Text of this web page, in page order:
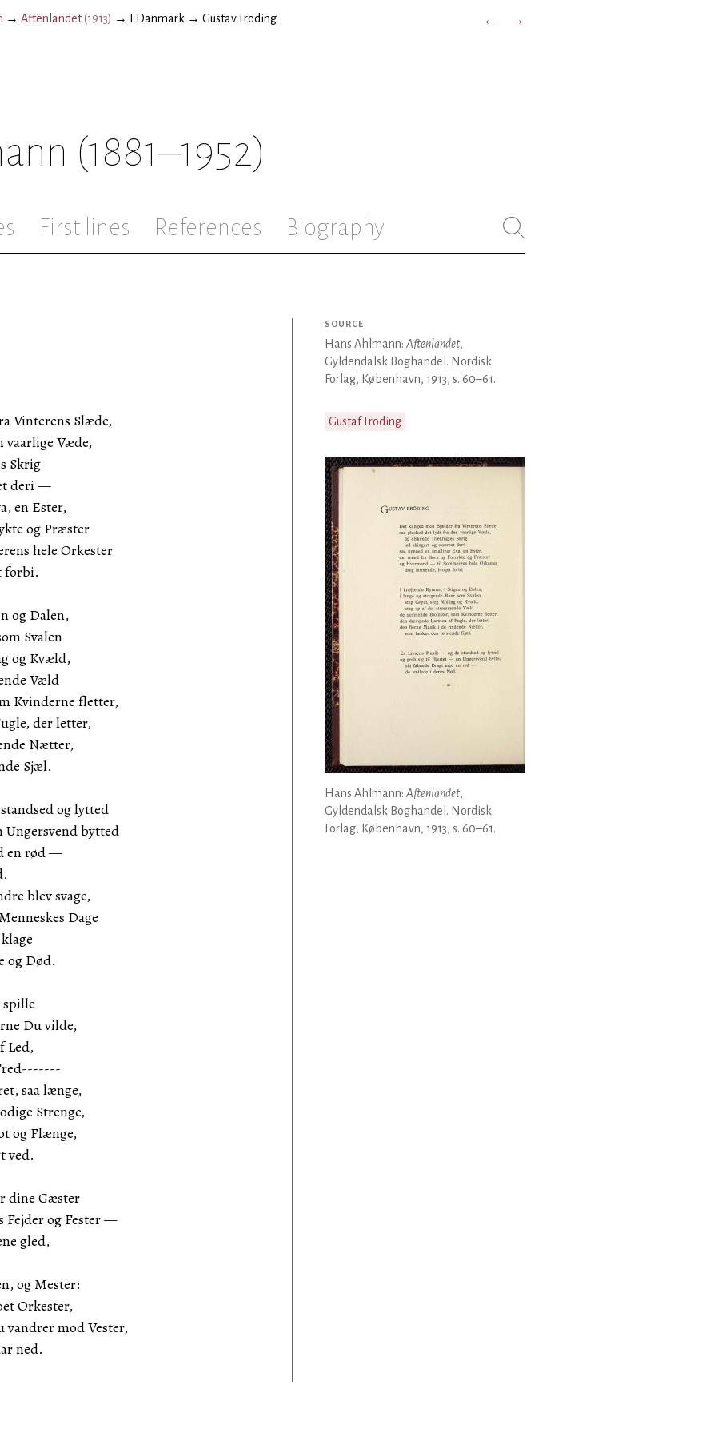
→ Aftenlandet(1913) → I Danmark → Gustav Fröding ← →
(1881–1952)
First lines References Biography
Vinterens Slæde,
vaarlige Væde,
Skrig
deri —
en Ester,
og Præster
hele Orkester
forbi.
og Dalen,
Svalen
og Kvæld,
Væld
Kvinderne fletter,
der letter,
Nætter,
Sjæl.
og lytted
bytted
en rød —
blev svage,
Dage
Død.
spille
Du vilde,
Led,
saa længe,
Strenge,
og Flænge,
ved.
dine Gæster
Fejder og Fester —
gled,
og Mester:
Orkester,
vandrer mod Vester,
ned.
SOURCE
Hans Ahlmann: Aftenlandet,
Gyldendalsk Boghandel. Nordisk
Forlag, København, 1913, s. 60–61.
Gustaf Fröding
Hans Ahlmann: Aftenlandet,
Gyldendalsk Boghandel. Nordisk
Forlag, København, 1913, s. 60–61.